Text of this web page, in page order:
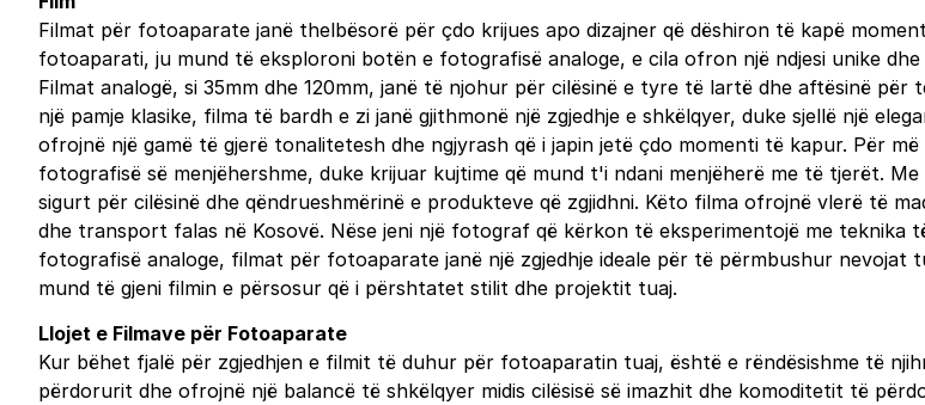
Filmat për fotoaparate janë thelbësorë për çdo krijues apo dizajner që dëshiron të kapë
fotoaparati, ju mund të eksploroni botën e fotografisë analoge, e cila ofron një ndjesi unike
Filmat analogë, si 35mm dhe 120mm, janë të njohur për cilësinë e tyre të lartë dhe aftësinë
një pamje klasike, filma të bardh e zi janë gjithmonë një zgjedhje e shkëlqyer, duke sjellë një
ofrojnë një gamë të gjerë tonalitetesh dhe ngjyrash që i japin jetë çdo momenti të kapur. Për
fotografisë së menjëhershme, duke krijuar kujtime që mund t'i ndani menjëherë me të tjerët.
sigurt për cilësinë dhe qëndrueshmërinë e produkteve që zgjidhni. Këto filma ofrojnë vlerë të
dhe transport falas në Kosovë. Nëse jeni një fotograf që kërkon të eksperimentojë me teknika
fotografisë analoge, filmat për fotoaparate janë një zgjedhje ideale për të përmbushur nevojat
mund të gjeni filmin e përsosur që i përshtatet stilit dhe projektit tuaj.
Llojet e Filmave për Fotoaparate
Kur bëhet fjalë për zgjedhjen e filmit të duhur për fotoaparatin tuaj, është e rëndësishme të
përdorurit dhe ofrojnë një balancë të shkëlqyer midis cilësisë së imazhit dhe komoditetit të